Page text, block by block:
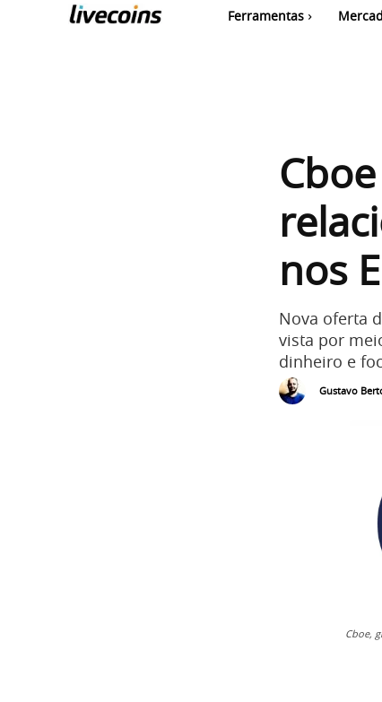
Ferramentas
nos
Nova oferta
vista por
dinheiro e
Gustavo
Cboe,